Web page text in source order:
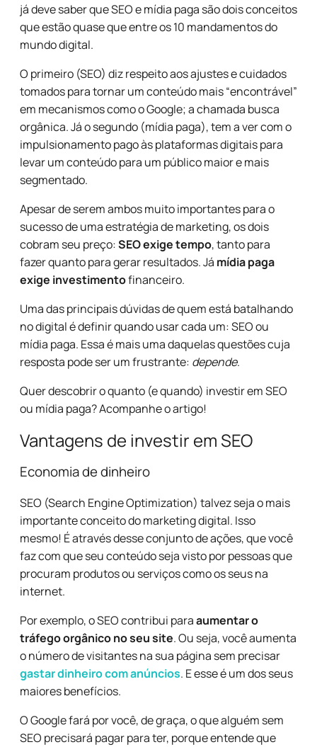
já deve saber que SEO e mídia paga são dois conceitos
que estão quase que entre os 10 mandamentos do
mundo digital.
O primeiro (SEO) diz respeito aos ajustes e cuidados
tomados para tornar um conteúdo mais “encontrável”
em mecanismos como o Google; a chamada busca
orgânica. Já o segundo (mídia paga), tem a ver com o
impulsionamento pago às plataformas digitais para
levar um conteúdo para um público maior e mais
segmentado.
Apesar de serem ambos muito importantes para o
sucesso de uma estratégia de marketing, os dois
cobram seu preço:SEO exige tempo, tanto para
fazer quanto para gerar resultados. Já mídia paga
exige investimentofinanceiro.
Uma das principais dúvidas de quem está batalhando
no digital é definir quando usar cada um: SEO ou
mídia paga. Essa é mais uma daquelas questões cuja
resposta pode ser um frustrante: depende.
Quer descobrir o quanto (e quando) investir em SEO
ou mídia paga? Acompanhe o artigo!
Vantagens de investir em SEO
Economia de dinheiro
SEO (Search Engine Optimization) talvez seja o mais
importante conceito do marketing digital. Isso
mesmo! É através desse conjunto de ações, que você
faz com que seu conteúdo seja visto por pessoas que
procuram produtos ou serviços como os seus na
internet.
Por exemplo, o SEO contribui paraaumentar o
tráfego orgânico no seu site. Ou seja, você aumenta
o número de visitantes na sua página sem precisar
gastar dinheiro com anúncios. E esse é um dos seus
maiores benefícios.
O Google fará por você, de graça, o que alguém sem
SEO precisará pagar para ter, porque entende que